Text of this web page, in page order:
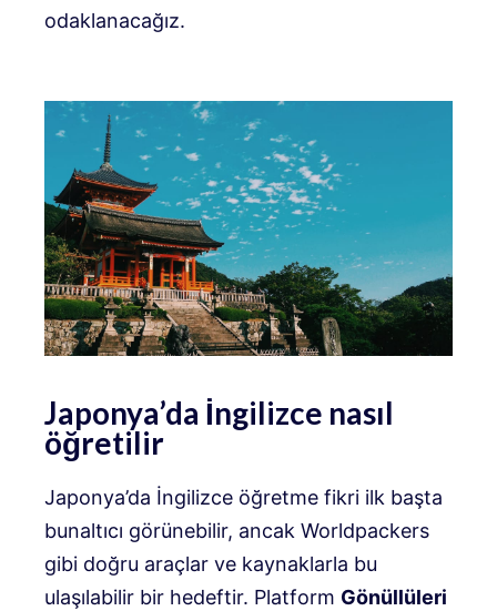
odaklanacağız.
Japonya’da İngilizce nasıl
öğretilir
Japonya’da İngilizce öğretme fikri ilk başta
bunaltıcı görünebilir, ancak Worldpackers
gibi doğru araçlar ve kaynaklarla bu
ulaşılabilir bir hedeftir. Platform Gönüllüleri